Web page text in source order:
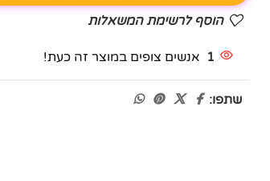
הוסף לרשימת המשאלות
1 אנשים צופים במוצר זה כעת!
שתפו: